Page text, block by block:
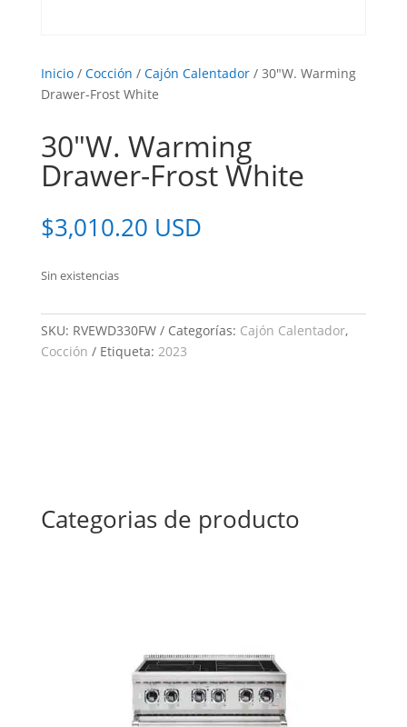
Inicio/ Cocción / Cajón Calentador/ 30″W. Warming
Drawer-Frost White
30″W. Warming
Drawer-Frost White
$3,010.20 USD
Sin existencias
SKU: RVEWD330FW Categorías: Cajón Calentador,
Cocción
Etiqueta: 2023
Categorias de producto